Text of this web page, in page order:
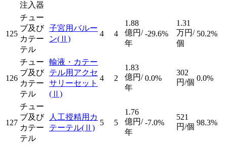
注入器
125
チュー
ブ及び
カテー
テル
子宮用バルー
ン(Ⅱ)
4 4
1.88
億円/
年
-29.6%
1.31
万円/
個
50.2%
126
チュー
ブ及び
カテー
テル
輸液・カテー
テル用アクセ
サリーセット
(Ⅱ)
4 2
1.83
億円/
年
0.0%
302
円/個 0.0%
127
チュー
ブ及び
カテー
テル
人工授精用カ
テーテル(Ⅱ)
5 5
1.76
億円/
年
-7.0%
521
円/個 98.3%